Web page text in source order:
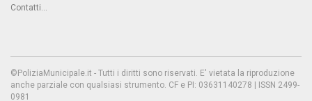
Contatti...
©PoliziaMunicipale.it - Tutti i diritti sono riservati. E' vietata la riproduzione
anche parziale con qualsiasi strumento. CF e PI: 03631140278 | ISSN 2499-
0981